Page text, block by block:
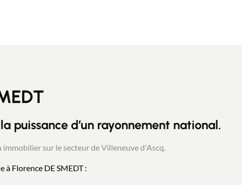
puissance d’un rayonnement national.
sur le secteur de Villeneuve d'Ascq.
à Florence DE SMEDT :